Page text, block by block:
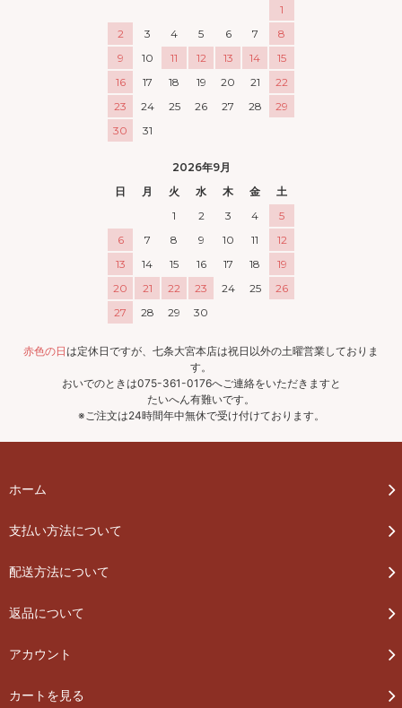
1
2
3 4 5 6 7
8
9
10 11 12 13 14
15
16
17 18 19 20 21
22
23
24 25 26 27 28
29
30
31
2026年9月
日
月 火 水 木 金
土
1
2 3 4
5
6
7 8 9 10 11
12
13
14 15 16 17 18
19
20
21 22 23 24 25
26
27
28 29 30
赤色の日は定休日ですが、七条大宮本店は祝日以外の土曜営業しておりま
す。
おいでのときは075-361-0176へご連絡をいただきますと
たいへん有難いです。
※ご注文は24時間年中無休で受け付けております。
ホーム
支払い方法について
配送方法について
返品について
アカウント
カートを見る